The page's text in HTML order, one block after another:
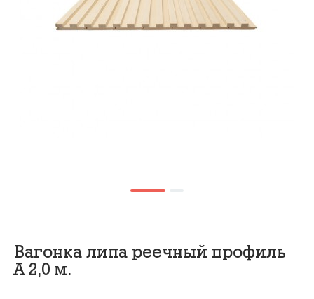
Вагонка липа реечный профиль
А 2,0 м.